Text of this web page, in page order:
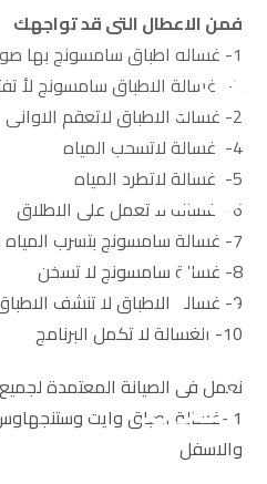
فمن الاعطال التى قد تواجهك
1- غساله اطباق سامسونج بها صوت عالي
2- غسالة الاطباق سامسونج لأ تفتح الباب
2- غسالة الاطباق لاتعقم الاوانى
4- غسالة لاتسحب المياه
5- غسالة لاتطرد المياه
6- غسالة لا تعمل على الاطلاق
7- غسالة سامسونج بتسرب المياه من اسفل
8- غسالة سامسونج لا تسخن
9- غسالة الاطباق لا تنشف الاطباق جيدا
10- الغسالة لا تكمل البرنامج
نعمل فى الصيانة المعتمدة
والاسفل